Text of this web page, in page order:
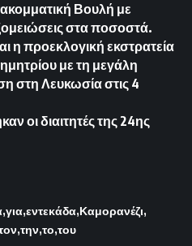
Βουλή με
στα ποσοστά.
η προεκλογική εκστρατεία
με τη μεγάλη
στη Λευκωσία στις 4
οι διαιτητές της 24ης
για εντεκάδα Καμορανέζι
την το του